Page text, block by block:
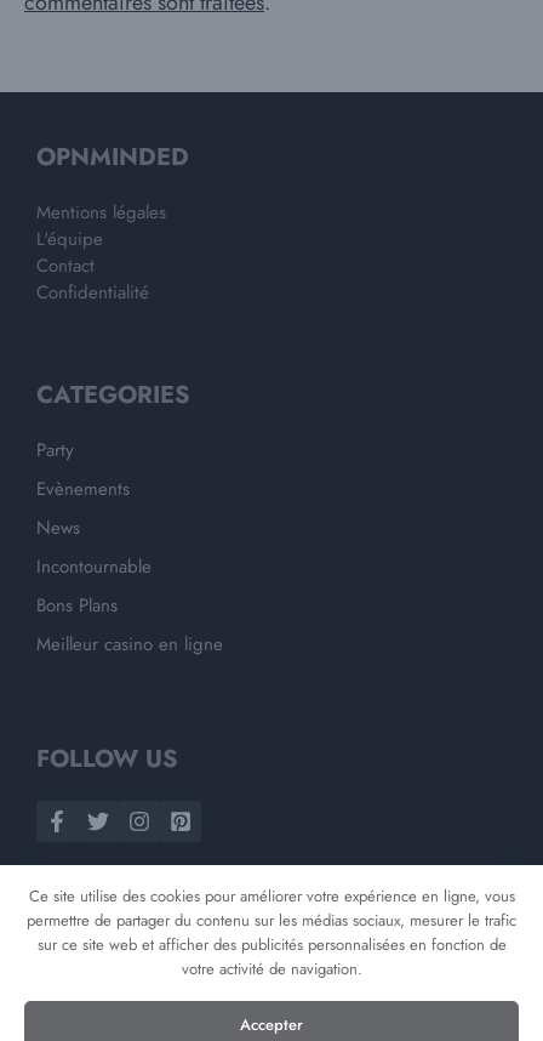
OPNMINDED
Mentions légales
L'équipe
Contact
Confidentialité
CATEGORIES
Party
Evènements
News
Incontournable
Bons Plans
Meilleur casino en ligne
FOLLOW US
©2026Opnminded
Ce site utilise des cookies pour améliorer votre expérience en ligne, vous
permettre de partager du contenu sur les médias sociaux, mesurer le trafic
sur ce site web et afficher des publicités personnalisées en fonction de
votre activité de navigation.
Accepter